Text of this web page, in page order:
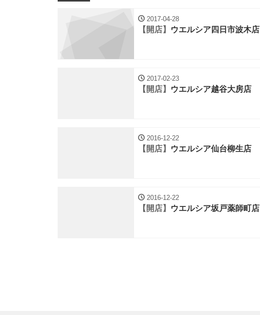
2017-04-28
【開店】 ウエルシア四日市波木店
2017-02-23
【開店】 ウエルシア越谷大房店
2016-12-22
【開店】 ウエルシア仙台柳生店
2016-12-22
【開店】 ウエルシア坂戸薬師町店